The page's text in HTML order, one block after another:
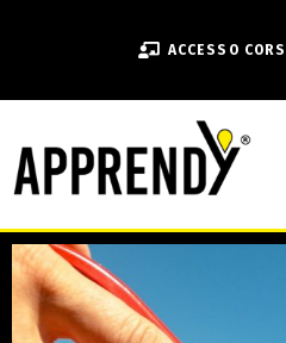
ACCESSO CORSI